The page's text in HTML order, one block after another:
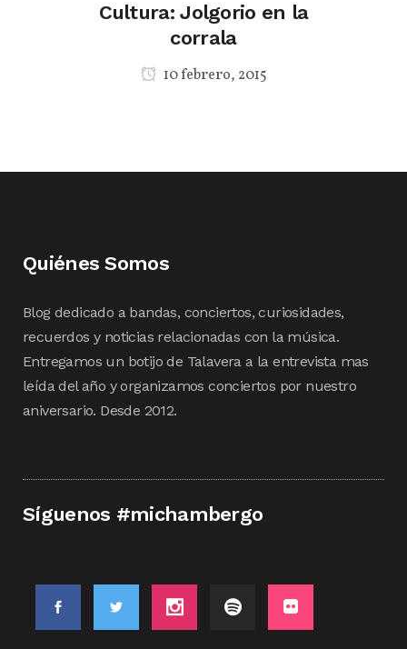
Cultura: Jolgorio en la
corrala
10 febrero, 2015
Quiénes Somos
Blog dedicado a bandas, conciertos, curiosidades,
recuerdos y noticias relacionadas con la música.
Entregamos un botijo de Talavera a la entrevista mas
leída del año y organizamos conciertos por nuestro
aniversario. Desde 2012.
Síguenos #michambergo